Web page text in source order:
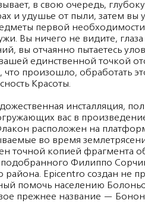
в свою очередь,
и удушье от пыли, затем вы
первой
Вы ничего не видите, глаза
вы отчаянно пытаетесь
единственной точкой
что произошло, обработать
Красоты.
инсталляция,
вас в произведение
расположен на
во время
точной копией фрагмента
подобранного Филиппо
Epicentro создан не
помочь населению
прежнее название —